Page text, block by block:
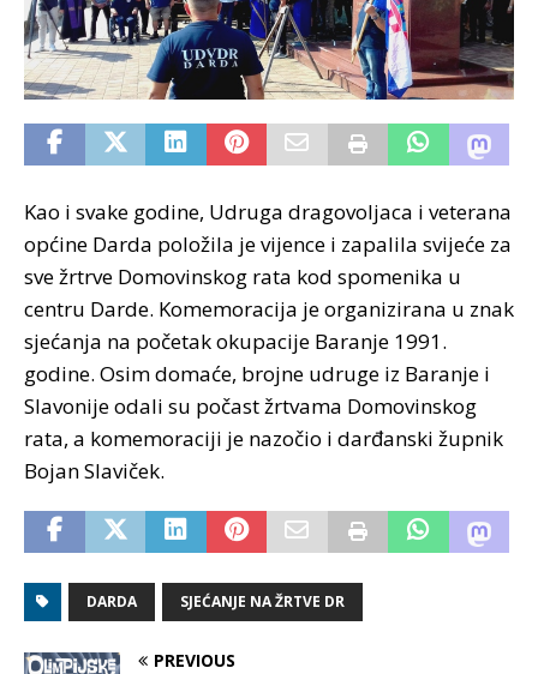
Kao i svake godine, Udruga dragovoljaca i veterana
općine Darda položila je vijence i zapalila svijeće za
sve žrtrve Domovinskog rata kod spomenika u
centru Darde. Komemoracija je organizirana u znak
sjećanja na početak okupacije Baranje 1991.
godine. Osim domaće, brojne udruge iz Baranje i
Slavonije odali su počast žrtvama Domovinskog
rata, a komemoraciji je nazočio i darđanski župnik
Bojan Slaviček.
DARDA SJEĆANJE NA ŽRTVE DR
PREVIOUS